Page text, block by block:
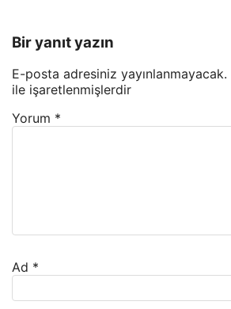
Bir yanıt yazın
E-posta adresiniz yayınlanmayacak.
ile işaretlenmişlerdir
Yorum *
Ad *